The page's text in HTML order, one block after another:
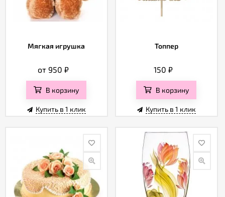
Мягкая игрушка
от 950₽
В корзину
Купить в 1 клик
Топпер
150₽
В корзину
Купить в 1 клик